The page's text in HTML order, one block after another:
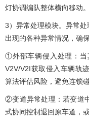
灯协调编队整体横向移动。
3）异常处理模块。异常
出现的各种异常情况，确
①外部车辆侵入处理：当
V2V/V2I获取侵入车辆轨
算法评估风险，避免连锁碰
②变道异常处理：若变道
式协同控制退回原车道，